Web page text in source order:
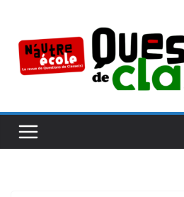
contenu